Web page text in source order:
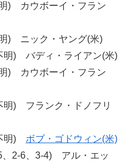
) カウボーイ・フラン
) ニック・ヤング(米)
) バディ・ライアン(米)
) カウボーイ・フラン
) フランク・ドノフリ
明) ボブ・ゴドウィン(米)
2-6、3-4) アル・エッ